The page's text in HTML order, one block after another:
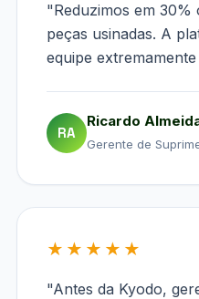
"Reduzimos em 30%
peças usinadas. A
equipe
RA
Ricardo
Gerente de
★★★★★
"Antes da Kyodo,